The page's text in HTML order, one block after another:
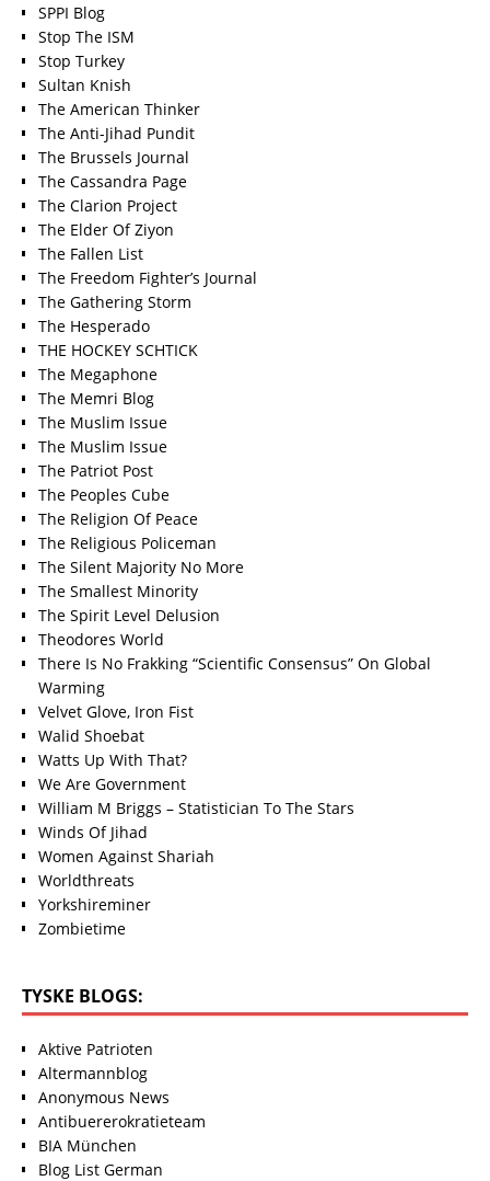
SPPI Blog
Stop The ISM
Stop Turkey
Sultan Knish
The American Thinker
The Anti-Jihad Pundit
The Brussels Journal
The Cassandra Page
The Clarion Project
The Elder Of Ziyon
The Fallen List
The Freedom Fighter’s Journal
The Gathering Storm
The Hesperado
THE HOCKEY SCHTICK
The Megaphone
The Memri Blog
The Muslim Issue
The Muslim Issue
The Patriot Post
The Peoples Cube
The Religion Of Peace
The Religious Policeman
The Silent Majority No More
The Smallest Minority
The Spirit Level Delusion
Theodores World
There Is No Frakking “Scientific Consensus” On Global
Warming
Velvet Glove, Iron Fist
Walid Shoebat
Watts Up With That?
We Are Government
William M Briggs – Statistician To The Stars
Winds Of Jihad
Women Against Shariah
Worldthreats
Yorkshireminer
Zombietime
TYSKE BLOGS:
Aktive Patrioten
Altermannblog
Anonymous News
Antibuererokratieteam
BIA München
Blog List German